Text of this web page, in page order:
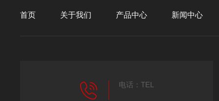
首页 关于我们 产品中心 新闻中心
电话：TEL